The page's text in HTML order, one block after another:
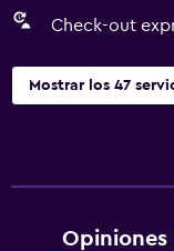
Check-out
Mostrar los 47
Opiniones